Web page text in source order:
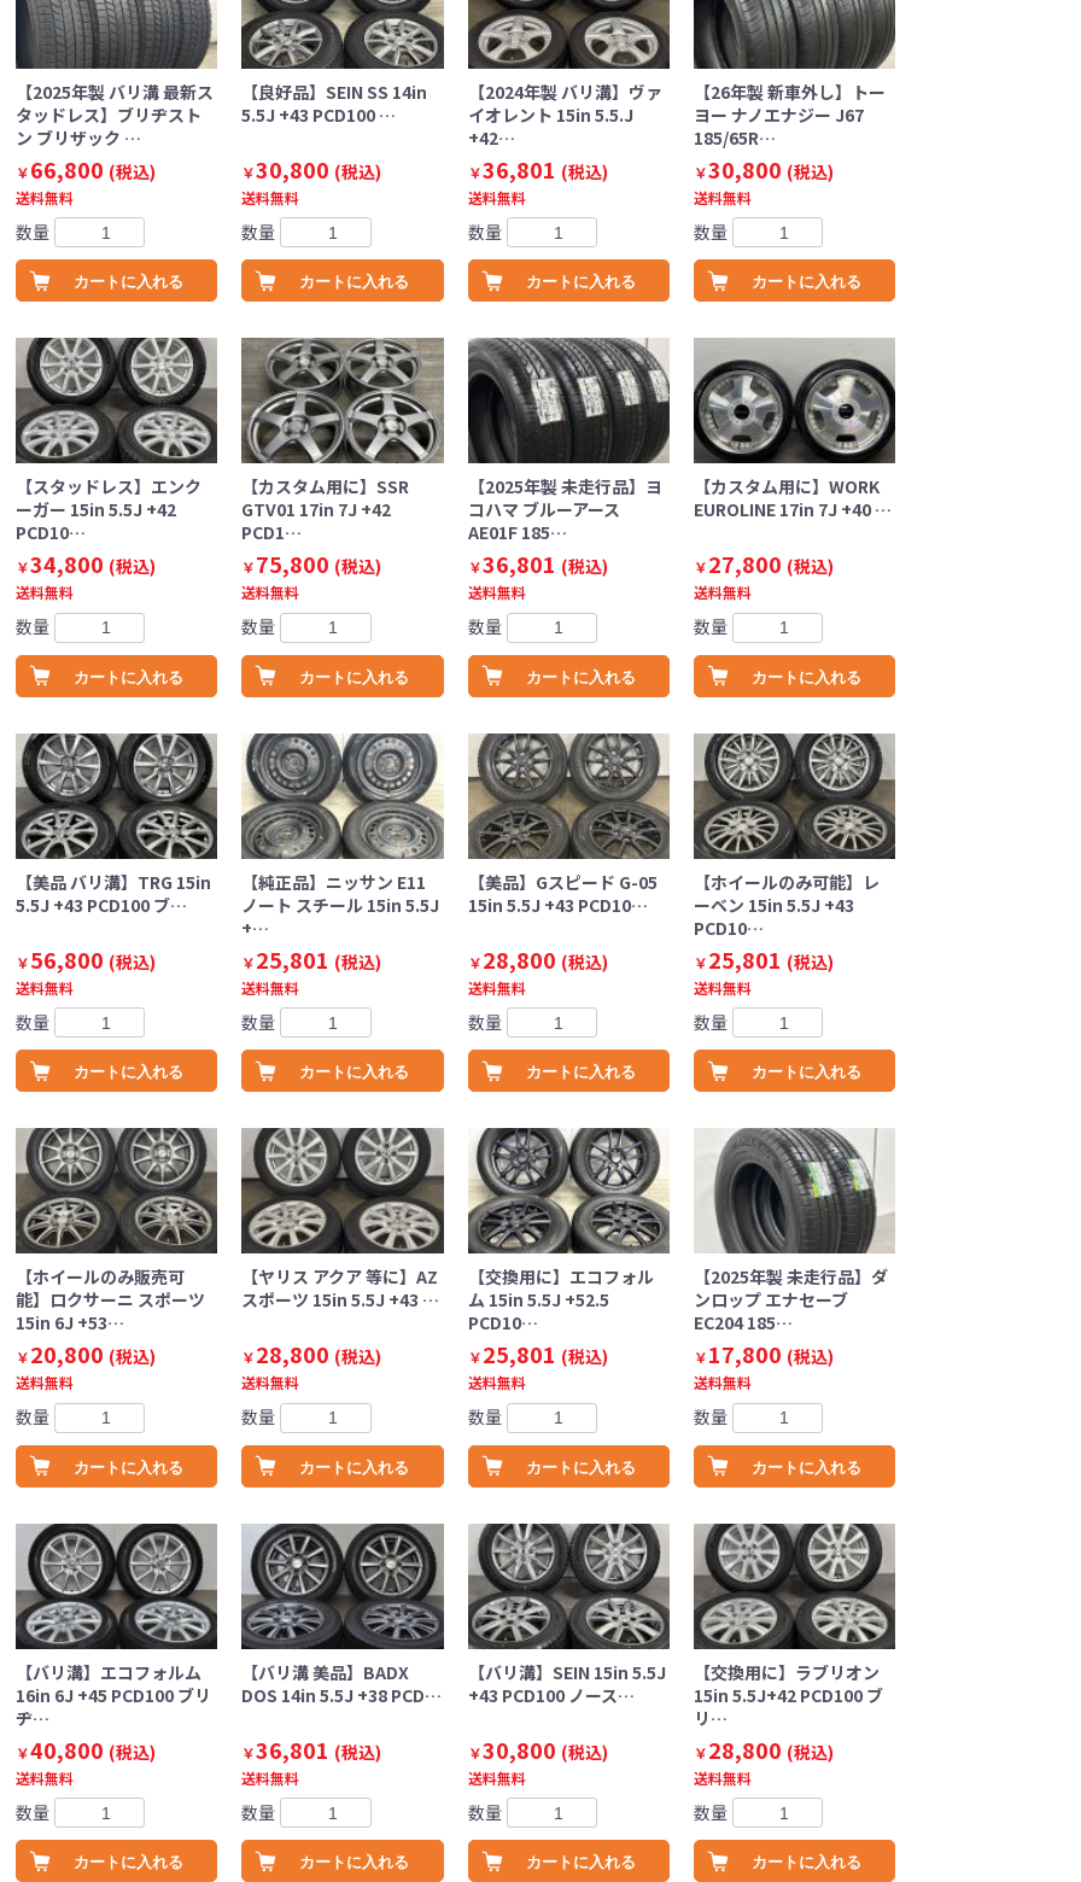
【2025年製 バリ溝 最新ス
タッドレス】ブリヂスト
ン ブリザック …
￥66,800 (税込)
送料無料
数量
カートに入れる
【良好品】SEIN SS 14in
5.5J +43 PCD100 …
￥30,800 (税込)
送料無料
数量
カートに入れる
【2024年製 バリ溝】ヴァ
イオレント 15in 5.5.J
+42…
￥36,801 (税込)
送料無料
数量
カートに入れる
【26年製 新車外し】トー
ヨー ナノエナジー J67
185/65R…
￥30,800 (税込)
送料無料
数量
カートに入れる
【スタッドレス】エンク
ーガー 15in 5.5J +42
PCD10…
￥34,800 (税込)
送料無料
数量
カートに入れる
【カスタム用に】SSR
GTV01 17in 7J +42
PCD1…
￥75,800 (税込)
送料無料
数量
カートに入れる
【2025年製 未走行品】ヨ
コハマ ブルーアース
AE01F 185…
￥36,801 (税込)
送料無料
数量
カートに入れる
【カスタム用に】WORK
EUROLINE 17in 7J +40 …
￥27,800 (税込)
送料無料
数量
カートに入れる
【美品 バリ溝】TRG 15in
5.5J +43 PCD100 ブ…
￥56,800 (税込)
送料無料
数量
カートに入れる
【純正品】ニッサン E11
ノート スチール 15in 5.5J
+…
￥25,801 (税込)
送料無料
数量
カートに入れる
【美品】Gスピード G-05
15in 5.5J +43 PCD10…
￥28,800 (税込)
送料無料
数量
カートに入れる
【ホイールのみ可能】レ
ーベン 15in 5.5J +43
PCD10…
￥25,801 (税込)
送料無料
数量
カートに入れる
【ホイールのみ販売可
能】ロクサーニ スポーツ
15in 6J +53…
￥20,800 (税込)
送料無料
数量
カートに入れる
【ヤリス アクア 等に】AZ
スポーツ 15in 5.5J +43 …
￥28,800 (税込)
送料無料
数量
カートに入れる
【交換用に】エコフォル
ム 15in 5.5J +52.5
PCD10…
￥25,801 (税込)
送料無料
数量
カートに入れる
【2025年製 未走行品】ダ
ンロップ エナセーブ
EC204 185…
￥17,800 (税込)
送料無料
数量
カートに入れる
【バリ溝】エコフォルム
16in 6J +45 PCD100 ブリ
ヂ…
￥40,800 (税込)
送料無料
数量
カートに入れる
【バリ溝 美品】BADX
DOS 14in 5.5J +38 PCD…
￥36,801 (税込)
送料無料
数量
カートに入れる
【バリ溝】SEIN 15in 5.5J
+43 PCD100 ノース…
￥30,800 (税込)
送料無料
数量
カートに入れる
【交換用に】ラブリオン
15in 5.5J+42 PCD100 ブ
リ…
￥28,800 (税込)
送料無料
数量
カートに入れる